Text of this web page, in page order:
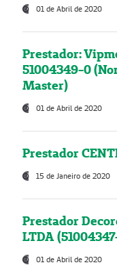
01 de Abril de 2020
Prestador:
51004349-0
Master)
01 de Abril de 2020
Prestador
15 de Janeiro de 2020
Prestador
LTDA
01 de Abril de 2020